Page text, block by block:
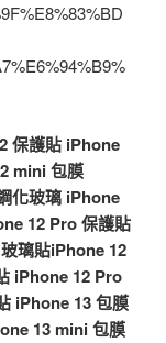
保護貼 iPhone
mini 包膜
化玻璃 iPhone
12 Pro 保護貼
璃貼iPhone 12
iPhone 12 Pro
iPhone 13 包膜
13 mini 包膜